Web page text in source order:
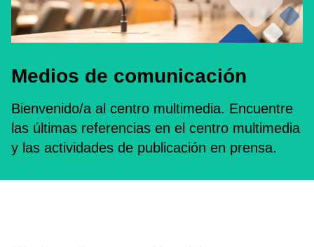
Medios de comunicación
Bienvenido/a al centro multimedia. Encuentre
las últimas referencias en el centro multimedia
y las actividades de publicación en prensa.